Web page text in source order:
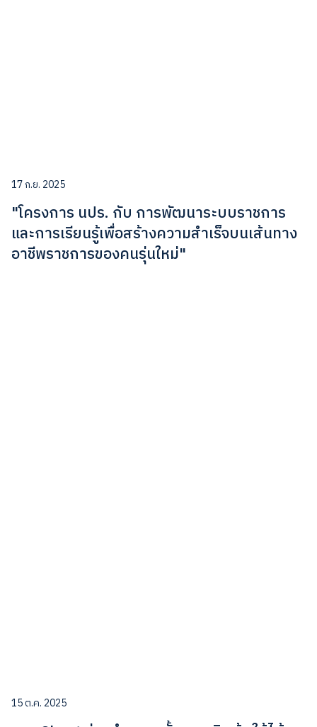
17 ก.ย. 2025
"โครงการ นปร. กับ การพัฒนาระบบราชการ
และการเรียนรู้เพื่อสร้างความสำเร็จบนเส้นทาง
อาชีพราชการของคนรุ่นใหม่"
15 ต.ค. 2025